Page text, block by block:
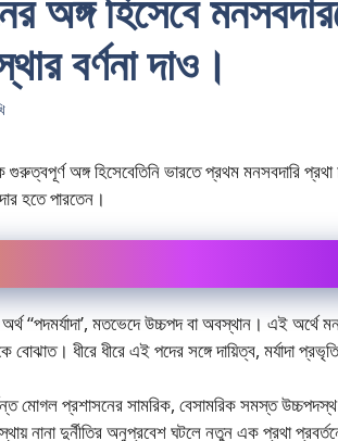
বর্ণনা দাও।
অঙ্গ হিসেবেতিনি ভারতে প্রথম মনসবদারি
হতে পারতেন।
“পদমর্যাদা’, মতভেদে উচ্চপদ বা অবস্থান। এই অর্থে
বােঝাত। ধীরে ধীরে এই পদের সঙ্গে দায়িত্ব, মর্যাদা
মােগল প্রশাসনের সামরিক, বেসামরিক সমস্ত উচ্চপদস্থ
নানা দুর্নীতির অনুপ্রবেশ ঘটলে নতুন এক প্রথা